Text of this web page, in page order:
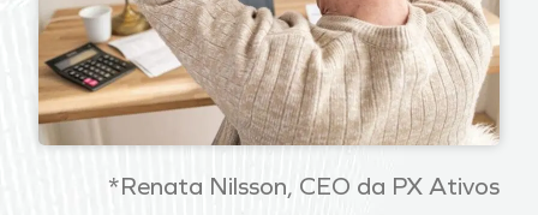
*Renata Nilsson, CEO da PX Ativos